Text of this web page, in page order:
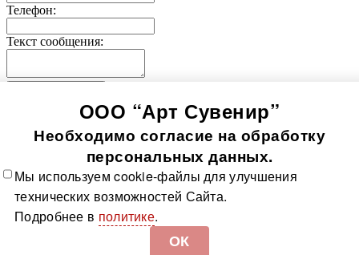
Телефон:
Текст сообщения:
Значки-медали
Использование информации, содержащейся на сайте, в том
числе фото продукции, без согласия правообладателя, влечет
возникновение ответственности согласно ст. 1250-1252 ГК
РФ, ст. 7.12 КоАП РФ и ст. 146, 147 УК РФ
Все значки Все медали О компании Контакты
изготовления Политика в отношении обработки
персональных данных Доставка и оплата
ООО “Арт Сувенир”
Необходимо согласие на обработку
персональных данных.
Мы используем cookie-файлы для улучшения
технических возможностей Сайта.
Подробнее в политике.
ОК